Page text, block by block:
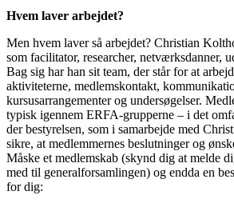
Hvem laver arbejdet?
Men hvem laver så arbejdet? Christian
som facilitator, researcher, netværksdanner,
Bag sig har han sit team, der står for at
aktiviteterne, medlemskontakt,
kursusarrangementer og undersøgelser.
typisk igennem ERFA-grupperne – i det
der bestyrelsen, som i samarbejde med
sikre, at medlemmernes beslutninger og
Måske et medlemskab (skynd dig at melde
med til generalforsamlingen) og endda en
for dig: